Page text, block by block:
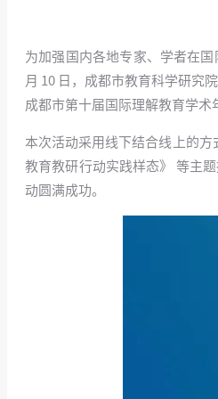
为加强国内各地专家、学者在
月 10 日，成都市教育科学研究
成都市第十届国际理解教育学术
本次活动采用线下结合线上的
教育教研行动实践样态》 等主
动圆满成功。